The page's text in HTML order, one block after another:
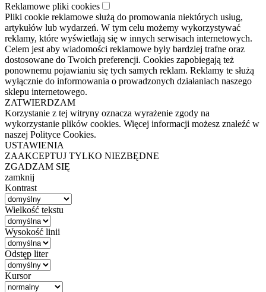
Reklamowe pliki cookies
Pliki cookie reklamowe służą do promowania niektórych usług,
artykułów lub wydarzeń. W tym celu możemy wykorzystywać
reklamy, które wyświetlają się w innych serwisach internetowych.
Celem jest aby wiadomości reklamowe były bardziej trafne oraz
dostosowane do Twoich preferencji. Cookies zapobiegają też
ponownemu pojawianiu się tych samych reklam. Reklamy te służą
wyłącznie do informowania o prowadzonych działaniach naszego
sklepu internetowego.
ZATWIERDZAM
Korzystanie z tej witryny oznacza wyrażenie zgody na
wykorzystanie plików cookies. Więcej informacji możesz znaleźć w
naszej Polityce Cookies.
USTAWIENIA
ZAAKCEPTUJ TYLKO NIEZBĘDNE
ZGADZAM SIĘ
zamknij
Kontrast
Wielkość tekstu
Wysokość linii
Odstęp liter
Kursor